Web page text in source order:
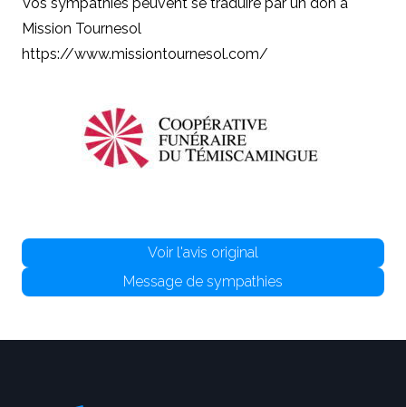
Mission Tournesol
https://www.missiontournesol.com/
Voir l'avis original
Message de sympathies